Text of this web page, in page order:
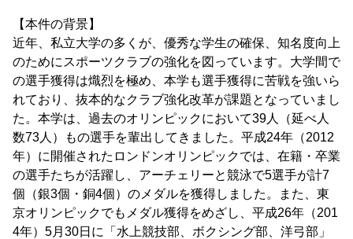
【本件の背景】
近年、私立大学の多くが、優秀な学生の確保、知名度向上
のためにスポーツクラブの強化を図っています。大学間で
の選手獲得は熾烈を極め、本学も選手獲得に苦戦を強いら
れており、抜本的なクラブ強化改革が課題となっていまし
た。本学は、過去のオリンピックにおいて39人（延べ人
数73人）もの選手を輩出してきました。平成24年（2012
年）に開催されたロンドンオリンピックでは、在籍・卒業
の選手たちが活躍し、アーチェリーと競泳で5選手が計7
個（銀3個・銅4個）のメダルを獲得しました。また、東
京オリンピックでもメダル獲得をめざし、平成26年（201
4年）5月30日に「水上競技部、ボクシング部、洋弓部」